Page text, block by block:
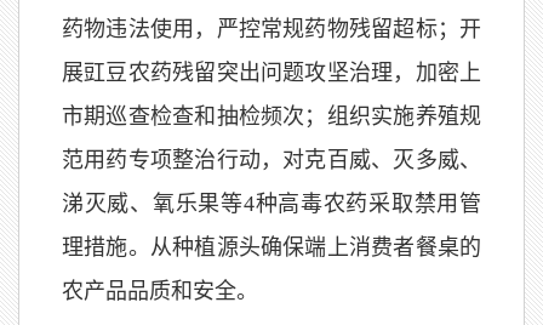
药物违法使用，严控常规药物残留超标；开
展豇豆农药残留突出问题攻坚治理，加密上
市期巡查检查和抽检频次；组织实施养殖规
范用药专项整治行动，对克百威、灭多威、
涕灭威、氧乐果等4种高毒农药采取禁用管
理措施。从种植源头确保端上消费者餐桌的
农产品品质和安全。